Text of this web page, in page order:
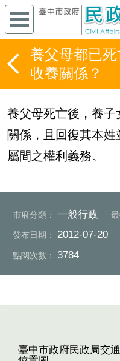
養父母都已
收養關係？
養父母死亡後，養
關係，且回復其本
屬間之權利義務。
市府分類： 一般行政
發布日期： 2012-07-20
點閱次數： 3784
臺中市政府民政局交通